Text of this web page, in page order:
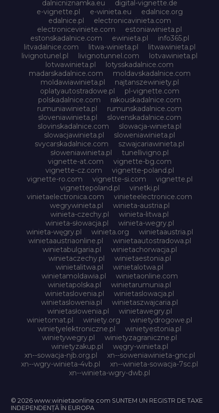
dalnicniznamka.eu
digital-vignette.de
e-vignette.pl
e-winieta.eu
edalnice.org
edalnice.pl
electronicavinieta.com
electroniceviniete.com
estoniawinieta.pl
estonskadalnice.com
ewinieta.pl
info365.pl
litvadalnice.com
litwa-winieta.pl
litwawinieta.pl
livignotunel.pl
livignotunnel.com
lotvawinieta.pl
lotwawinieta.pl
lotysskadalnice.com
madarskadalnice.com
moldavskadalnice.com
moldawiawinieta.pl
najtanszewiniety.pl
oplatyautostradowe.pl
pl-vignette.com
polskadalnice.com
rakouskadalnice.com
rumuniawinieta.pl
rumunskadalnice.com
sloveniawinieta.pl
slovenskadalnice.com
slovinskadalnice.com
slowacja-winieta.pl
slowacjawinieta.pl
sloweniawinieta.pl
svycarskadalnice.com
szwajcariawinieta.pl
słoweniawinieta.pl
tunellivigno.pl
vignette-at.com
vignette-bg.com
vignette-cz.com
vignette-poland.pl
vignette-ro.com
vignette-si.com
vignette.pl
vignettepoland.pl
vinetki.pl
vinietaelectronica.com
vinieteelectronice.com
wegrywinieta.pl
winieta-austria.pl
winieta-czechy.pl
winieta-litwa.pl
winieta-słowacja.pl
winieta-wegry.pl
winieta-węgry.pl
winieta.org
winietaaustria.pl
winietaaustriaonline.pl
winietaautostradowa.pl
winietabulgaria.pl
winietachorwacja.pl
winietaczechy.pl
winietaestonia.pl
winietalitwa.pl
winietalotwa.pl
winietamoldawia.pl
winietaonline.com
winietapolska.pl
winietarumunia.pl
winietaslovenia.pl
winietaslowacja.pl
winietaslowenia.pl
winietaszwajcaria.pl
winietasłowenia.pl
winietawegry.pl
winietomat.pl
winiety.org
winietydrogowe.pl
winietyelektroniczne.pl
winietyestonia.pl
winietywegry.pl
winietyzagraniczne.pl
winietyzakup.pl
węgry-winieta.pl
xn--sowacja-njb.org.pl
xn--soweniawinieta-gnc.pl
xn--wgry-winieta-4vb.pl
xn--winieta-sowacja-7sc.pl
xn--winieta-wgry-dwb.pl
© 2026 www.winietaonline.com SUNTEM UN REGISTR DE TAXE
INDEPENDENȚĂ ÎN EUROPA